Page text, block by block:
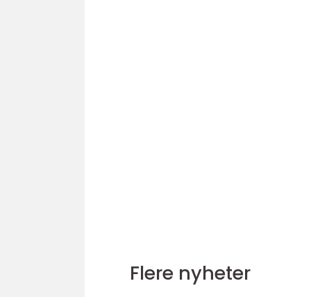
Flere nyheter